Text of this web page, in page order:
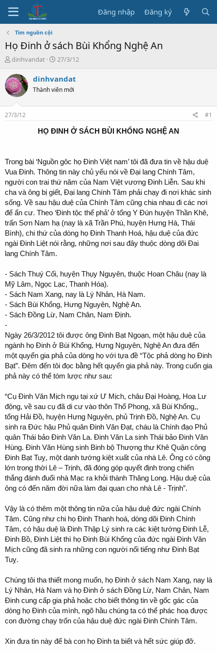
Đăng nhập Đăng ký
Tìm nguồn cội
Họ Đinh ở sách Bùi Khổng Nghệ An
T
r
e
a
s
t
r
dinhvandat
N
à
y
b
ầ
27/3/12
dinhvandat
Thành viên mới
27/3/12
#1
HỌ ĐINH Ở SÁCH BÙI KHỔNG NGHỆ AN
Trong bài ‘Nguồn gôc họ Đinh Việt nam’ tôi đã đưa tin về hậu duệ
Vua Đinh. Thông tin này chủ yếu nói về Đại lang Chính Tâm,
người con trai thứ năm của Nam Việt vương Đinh Liễn. Sau khi
cha và ông bị giết, Đại lang Chính Tâm phải chạy đi nơi khác sinh
sống. Về sau hậu duệ của Chính Tâm cũng chia nhau đi các nơi
để ẩn cư. Theo ‘Đinh tộc thế phả’ ở tổng Y Đún huyện Thần Khê,
trấn Sơn Nam hạ (nay là xã Trần Phú, huyện Hưng Hà, Thái
Bình), chi thứ của dòng họ Đinh Thanh Hoá, hậu duệ của đức
ngài Đinh Liệt nói rằng, những nơi sau đây thuộc dòng dõi Đai
lang Chính Tâm.
- Sách Thuý Cối, huyện Thụy Nguyên, thuộc Hoan Châu (nay là
Mỹ Lâm, Ngọc Lạc, Thanh Hóa).
- Sách Nam Xang, nay là Lý Nhân, Hà Nam.
- Sách Bùi Khổng, Hưng Nguyên, Nghệ An.
- Sách Đồng Lừ, Nam Chân, Nam Định.
-
Ngày 26/3/2012 tôi được ông Đinh Bạt Ngoạn, một hậu duệ của
ngành họ Đinh ở Bùi Khổng, Hưng Nguyên, Nghệ An đưa đến
một quyển gia phả của dòng họ với tựa đề “Tộc phả dòng họ Đinh
Bạt”. Đêm đến tôi đọc bằng hết quyển gia phả này. Trong cuốn gia
phả này có thể tóm lược như sau:
“Cụ Đinh Văn Mịch ngụ tại xứ Ư Mịch, châu Đại Hoàng, Hoa Lư
động, về sau cụ đã di cư vào thôn Thổ Phong, xã Bùi Khổng,,
tổng Hải Đồ, huyện Hưng Nguyên, phủ Trịnh Đồ, Nghệ An. Cụ
sinh ra Đức hậu Phủ quân Đinh Văn Đạt, cháu là Chính đạo Phủ
quân Thái bảo Đinh Văn La. Đinh Văn La sinh Thái bảo Đinh Văn
Hùng. Đinh Văn Hùng sinh Binh bộ Thượng thư Khê Quận công
Đinh Bạt Tuỵ, một danh tướng kiệt xuất của nhà Lê. Ông có công
lớn trong thời Lê – Trịnh, đã đóng góp quyết định trong chiến
thắng đánh đuổi nhà Mạc ra khỏi thành Thăng Long. Hậu duệ của
ông có đến năm đời nữa làm đại quan cho nhà Lê - Trịnh”.
Vậy là có thêm một thông tin nữa của hậu duệ đức ngài Chính
Tâm. Cũng như chi họ Đinh Thanh hoá, dòng dõi Đinh Chính
Tâm, có hậu duệ là Đinh Thập Lý sinh ra các kiệt tướng Đinh Lễ,
Đinh Bồ, Đinh Liệt thì họ Đinh Bùi Khổng của đức ngài Đinh Văn
Mịch cũng đã sinh ra những con người nổi tiếng như Đinh Bạt
Tuỵ.
Chúng tôi tha thiết mong muốn, họ Đinh ở sách Nam Xang, nay là
Lý Nhân, Hà Nam và họ Đinh ở sách Đồng Lừ, Nam Chân, Nam
Đinh cung cấp gia phả hoặc cho biết thông tin về gốc gác của
dòng họ Đinh của mình, ngõ hầu chúng ta có thể phác hoạ được
con đường chạy trốn của hậu duệ đức ngài Đinh Chính Tâm.
Xin đưa tin này để bà con họ Đinh ta biết và hết sức giúp đỡ.